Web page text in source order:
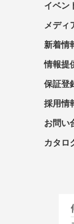
イベン
メディ
新着情
情報提
保証登
採用情
お問い
カタロ